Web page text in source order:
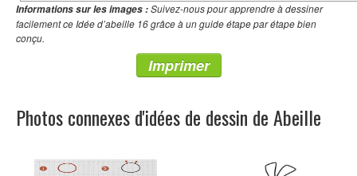
Informations sur les images :Suivez-nous pour apprendre à dessiner
facilement ce Idée d’abeille 16 grâce à un guide étape par étape bien
conçu.
Imprimer
Photos connexes d'idées de dessin de Abeille